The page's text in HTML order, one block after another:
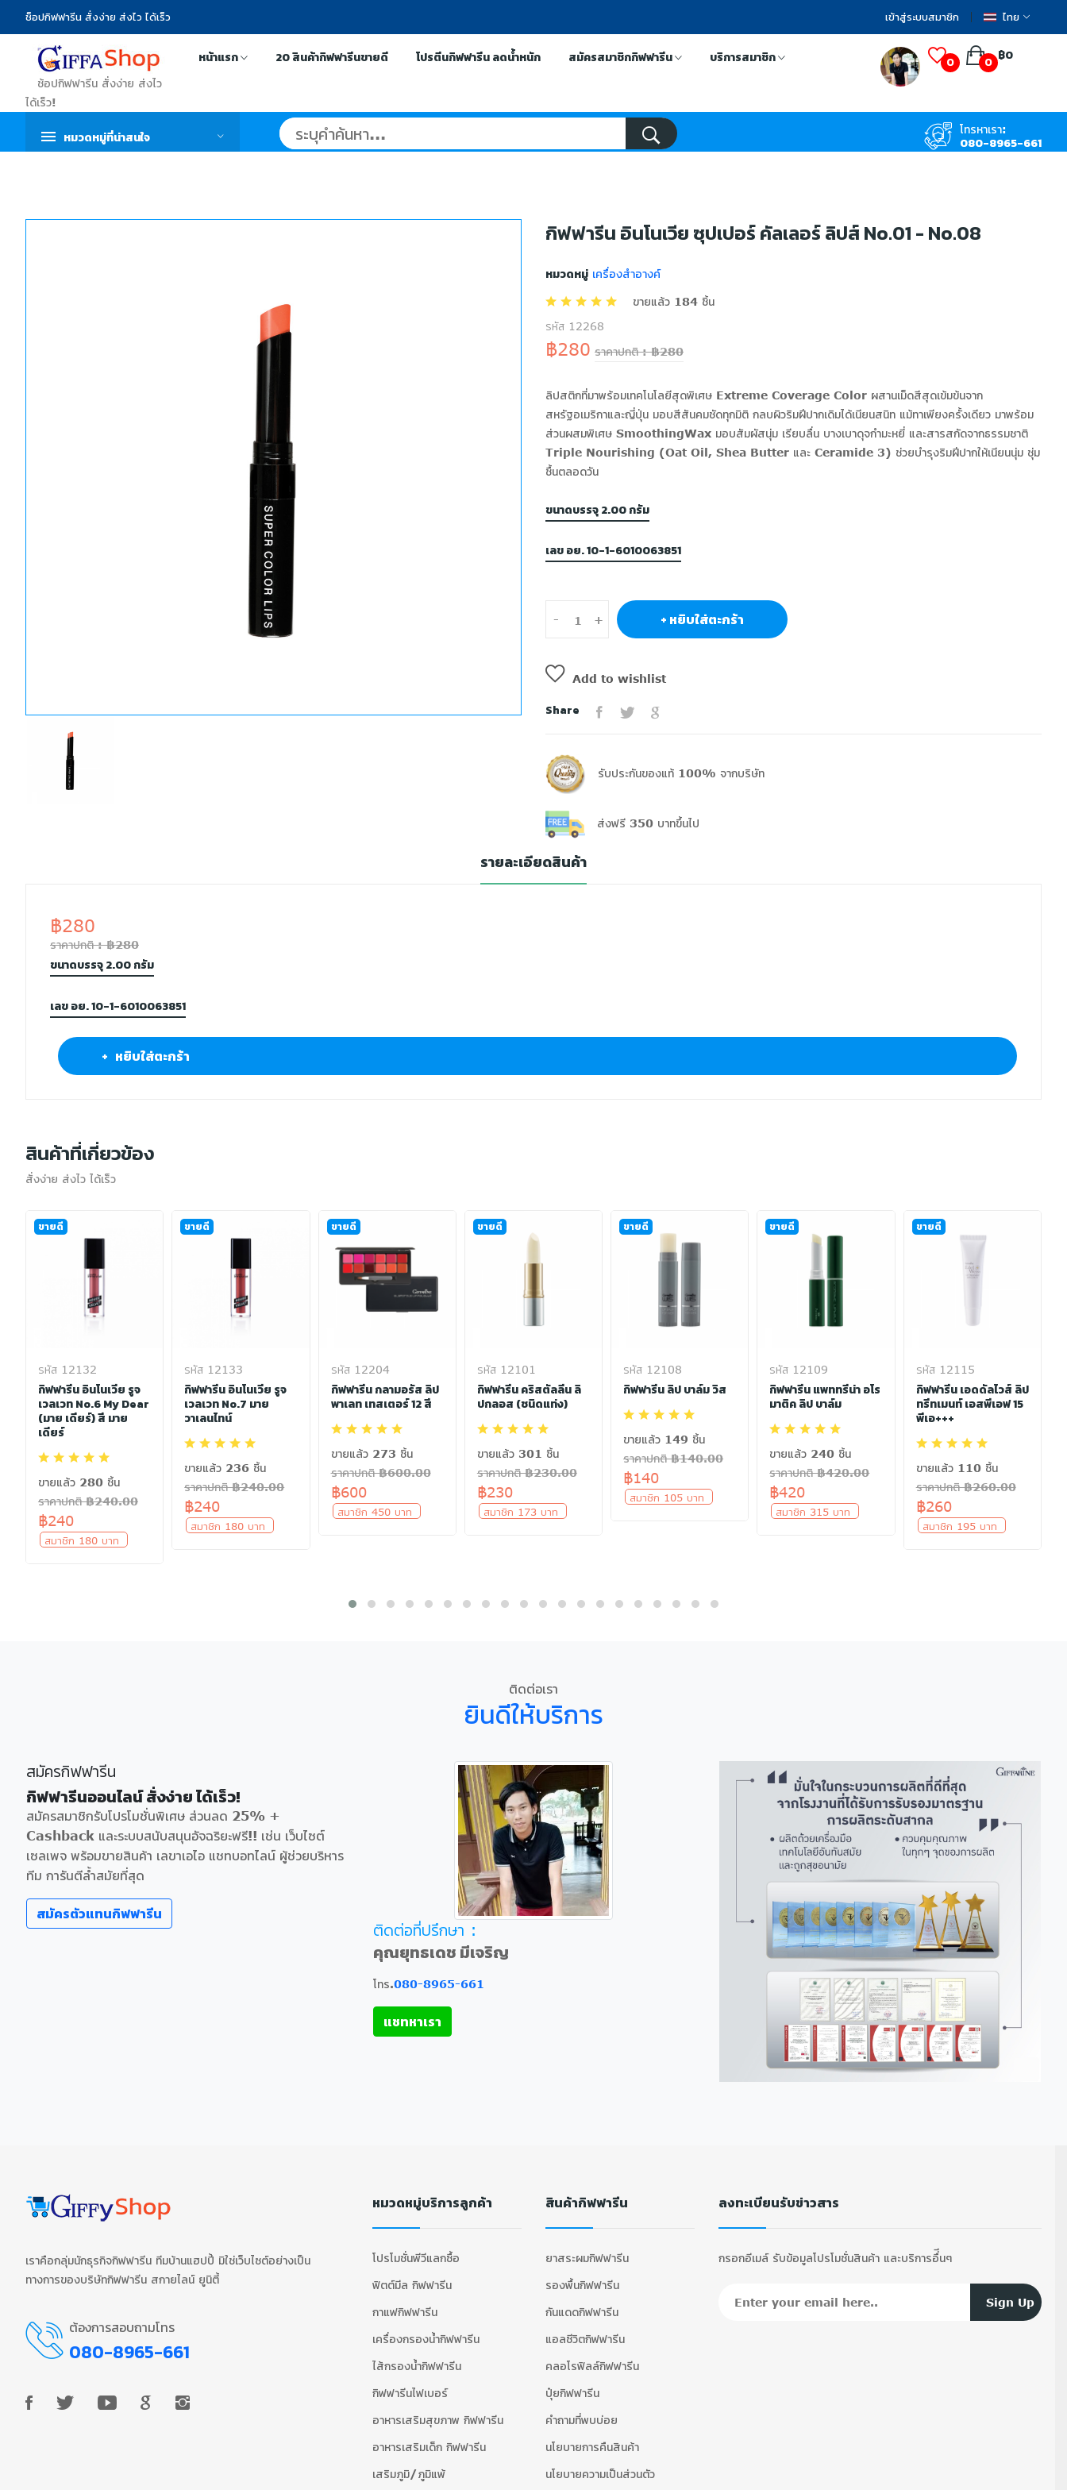
ช็อปกิฟฟารีน สั่งง่าย ส่งไว ได้เร็ว เข้าสู่ระบบสมาชิก ไทย
ช้อปกิฟฟารีน สั่งง่าย ส่งไว
ได้เร็ว!
หน้าแรก 20 สินค้ากิฟฟารีนขายดี โปรตีนกิฟฟารีน ลดน้ำหนัก สมัครสมาชิกกิฟฟารีน บริการสมาชิก 0 ฿0
0
หมวดหมู่ที่น่าสนใจ
โทรหาเรา:
080-8965-661
กิฟฟารีน อินโนเวีย ซุปเปอร์ คัลเลอร์ ลิปส์ No.01 - No.08
หมวดหมู่ เครื่องสำอางค์
ขายแล้ว 184 ชิ้น
รหัส 12268
฿280 ราคาปกติ : ฿280
ลิปสติกที่มาพร้อมเทคโนโลยีสุดพิเศษ Extreme Coverage Color ผสานเม็ดสีสุดเข้มข้นจาก
สหรัฐอเมริกาและญี่ปุ่น มอบสีสันคมชัดทุกมิติ กลบผิวริมฝีปากเดิมได้เนียนสนิท แม้ทาเพียงครั้งเดียว มาพร้อม
ส่วนผสมพิเศษ SmoothingWax มอบสัมผัสนุ่ม เรียบลื่น บางเบาดุจกำมะหยี่ และสารสกัดจากธรรมชาติ
Triple Nourishing (Oat Oil, Shea Butter และ Ceramide 3) ช่วยบำรุงริมฝีปากให้เนียนนุ่ม ชุ่ม
ชื้นตลอดวัน
ขนาดบรรจุ 2.00 กรัม
เลข อย. 10-1-6010063851
- + + หยิบใส่ตะกร้า
Add to wishlist
Share
รับประกันของแท้ 100% จากบริษัท
ส่งฟรี 350 บาทขึ้นไป
รายละเอียดสินค้า
฿280
ราคาปกติ : ฿280
ขนาดบรรจุ 2.00 กรัม
เลข อย. 10-1-6010063851
+ หยิบใส่ตะกร้า
สินค้าที่เกี่ยวข้อง
สั่งง่าย ส่งไว ได้เร็ว
ขายดี
รหัส 12132
กิฟฟารีน อินโนเวีย รูจ
เวลเวท No.6 My Dear
(มาย เดียร์) สี มาย
เดียร์
ขายแล้ว 280 ชิ้น
ราคาปกติ ฿240.00
฿240
สมาชิก 180 บาท
ขายดี
รหัส 12133
กิฟฟารีน อินโนเวีย รูจ
เวลเวท No.7 มาย
วาเลนไทน์
ขายแล้ว 236 ชิ้น
ราคาปกติ ฿240.00
฿240
สมาชิก 180 บาท
ขายดี
รหัส 12204
กิฟฟารีน กลามอรัส ลิป
พาเลท เทสเตอร์ 12 สี
ขายแล้ว 273 ชิ้น
ราคาปกติ ฿600.00
฿600
สมาชิก 450 บาท
ขายดี
รหัส 12101
กิฟฟารีน คริสตัลลีน ลิ
ปกลอส (ชนิดแท่ง)
ขายแล้ว 301 ชิ้น
ราคาปกติ ฿230.00
฿230
สมาชิก 173 บาท
ขายดี
รหัส 12108
กิฟฟารีน ลิป บาล์ม วิส
ขายแล้ว 149 ชิ้น
ราคาปกติ ฿140.00
฿140
สมาชิก 105 บาท
ขายดี
รหัส 12109
กิฟฟารีน แพททรีน่า อโร
มาติค ลิป บาล์ม
ขายแล้ว 240 ชิ้น
ราคาปกติ ฿420.00
฿420
สมาชิก 315 บาท
ขายดี
รหัส 12115
กิฟฟารีน เอดดัลไวส์ ลิป
ทรีทเมนท์ เอสพีเอฟ 15
พีเอ+++
ขายแล้ว 110 ชิ้น
ราคาปกติ ฿260.00
฿260
สมาชิก 195 บาท
ติดต่อเรา
ยินดีให้บริการ
สมัครกิฟฟารีน
กิฟฟารีนออนไลน์ สั่งง่าย ได้เร็ว!
สมัครสมาชิกรับโปรโมชั่นพิเศษ ส่วนลด 25% +
Cashback และระบบสนับสนุนอัจฉริยะฟรี!! เช่น เว็บไซต์
เซลเพจ พร้อมขายสินค้า เลขาเอไอ แชทบอทไลน์ ผู้ช่วยบริหาร
ทีม การันตีล้ำสมัยที่สุด
สมัครตัวแทนกิฟฟารีน
ติดต่อที่ปรึกษา :
คุณยุทธเดช มีเจริญ
โทร.080-8965-661
แชทหาเรา
เราคือกลุ่มนักธุรกิจกิฟฟารีน ทีมบ้านแฮปปี้ มิใช่เว็บไซต์อย่างเป็น
ทางการของบริษัทกิฟฟารีน สกายไลน์ ยูนิตี้
ต้องการสอบถามโทร
080-8965-661
หมวดหมู่บริการลูกค้า
โปรโมชั่นพีวีแลกซื้อ
ฟิตต์มีล กิฟฟารีน
กาแฟกิฟฟารีน
เครื่องกรองน้ำกิฟฟารีน
ไส้กรองน้ำกิฟฟารีน
กิฟฟารีนไฟเบอร์
อาหารเสริมสุขภาพ กิฟฟารีน
อาหารเสริมเด็ก กิฟฟารีน
เสริมภูมิ/ภูมิแพ้
สินค้ากิฟฟารีน
ยาสระผมกิฟฟารีน
รองพื้นกิฟฟารีน
กันแดดกิฟฟารีน
แอลซีวิตกิฟฟารีน
คลอโรฟิลล์กิฟฟารีน
ปุ๋ยกิฟฟารีน
คำถามที่พบบ่อย
นโยบายการคืนสินค้า
นโยบายความเป็นส่วนตัว
ลงทะเบียนรับข่าวสาร
กรอกอีเมล์ รับข้อมูลโปรโมชั่นสินค้า และบริการอื่ีนๆ